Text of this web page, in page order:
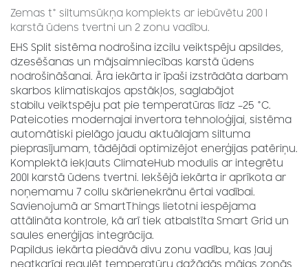
Zemas t° siltumsūkņa komplekts ar iebūvētu 200 l
karstā ūdens tvertni un 2 zonu vadību.
EHS Split sistēma nodrošina izcilu veiktspēju apsildes,
dzesēšanas un mājsaimniecības karstā ūdens
nodrošināšanai. Āra iekārta ir īpaši izstrādāta darbam
skarbos klimatiskajos apstākļos, saglabājot
stabilu veiktspēju pat pie temperatūras līdz –25 °C.
Pateicoties modernajai invertora tehnoloģijai, sistēma
automātiski pielāgo jaudu aktuālajam siltuma
pieprasījumam, tādējādi optimizējot enerģijas patēriņu.
Komplektā iekļauts ClimateHub modulis ar integrētu
200l karstā ūdens tvertni. Iekšējā iekārta ir aprīkota ar
noņemamu 7 collu skārienekrānu ērtai vadībai.
Savienojumā ar SmartThings lietotni iespējama
attālināta kontrole, kā arī tiek atbalstīta Smart Grid un
saules enerģijas integrācija.
Papildus iekārta piedāvā divu zonu vadību, kas ļauj